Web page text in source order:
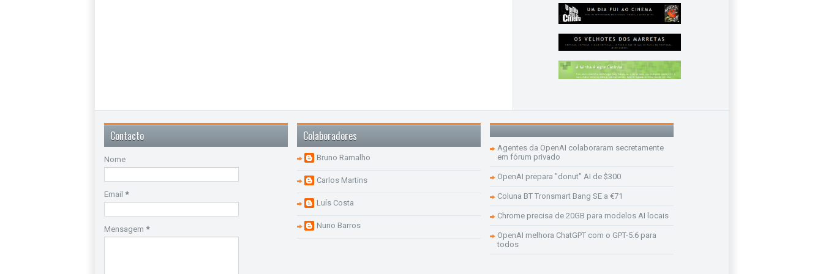
Contacto
Nome
Email *
Mensagem *
Colaboradores
Bruno Ramalho
Carlos Martins
Luís Costa
Nuno Barros
Agentes da OpenAI colaboraram secretamente
em fórum privado
OpenAI prepara "donut" AI de $300
Coluna BT Tronsmart Bang SE a €71
Chrome precisa de 20GB para modelos AI locais
OpenAI melhora ChatGPT com o GPT-5.6 para
todos